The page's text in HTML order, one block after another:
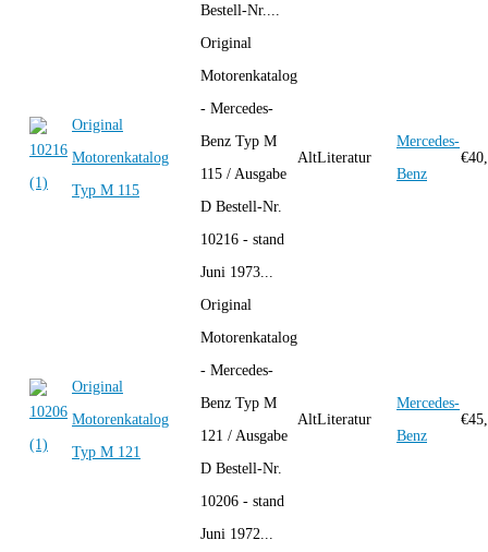
Bestell-Nr....
Original
Motorenkatalog
Typ M 115
Original
Motorenkatalog
- Mercedes-
Benz Typ M
115 / Ausgabe
D Bestell-Nr.
10216 - stand
Juni 1973...
AltLiteratur
Mercedes-
Benz
€
Original
Motorenkatalog
Typ M 121
Original
Motorenkatalog
- Mercedes-
Benz Typ M
121 / Ausgabe
D Bestell-Nr.
10206 - stand
Juni 1972...
AltLiteratur
Mercedes-
Benz
€